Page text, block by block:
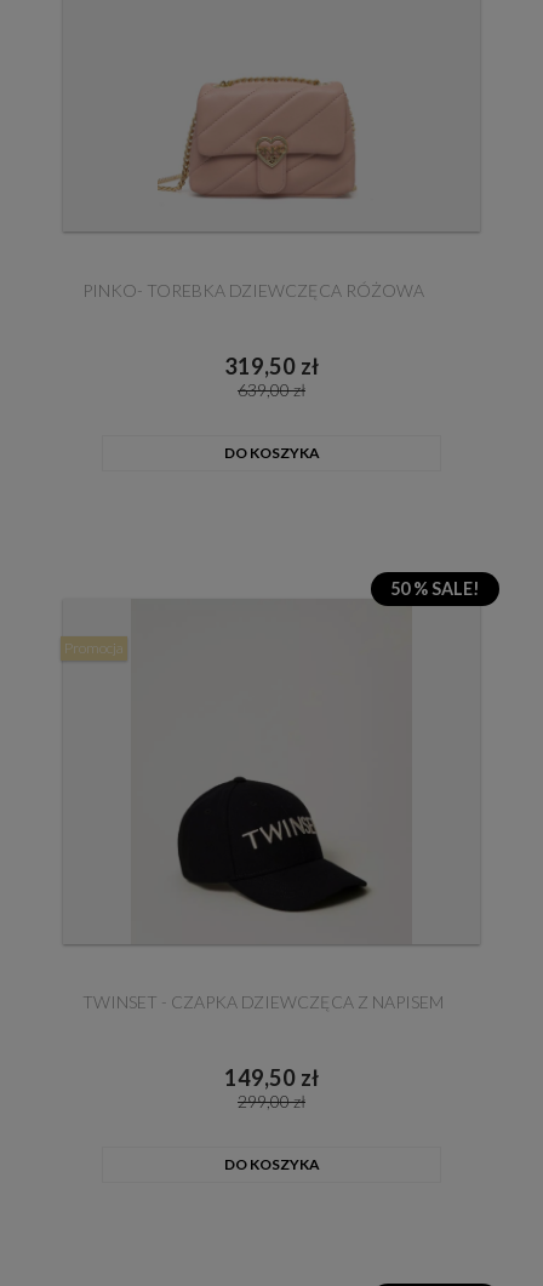
PINKO- TOREBKA DZIEWCZĘCA RÓŻOWA
319,50 zł
639,00 zł
DO KOSZYKA
50 % SALE!
TWINSET - CZAPKA DZIEWCZĘCA Z NAPISEM
149,50 zł
299,00 zł
DO KOSZYKA
Promocja